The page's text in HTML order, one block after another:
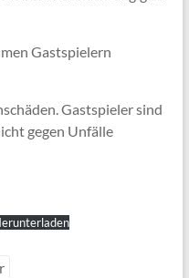
Gastspielern
Gastspieler sind
gegen Unfälle